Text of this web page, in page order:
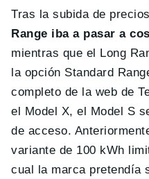
Tras la subida de
Range iba a pasar a
mientras que el Long
la opción Standard
completo de la web de
el Model X, el Model S
de acceso.
variante de 100 kWh
cual la marca pretendía